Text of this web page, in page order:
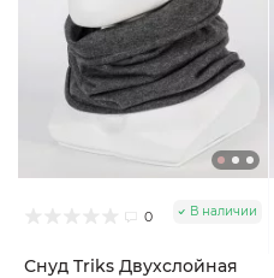
0 В наличии
Снуд Triks Двухслойная